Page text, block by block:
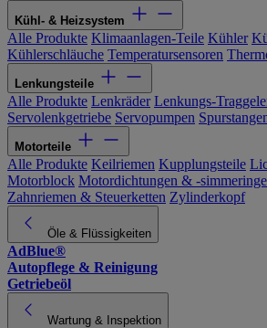
Kühl- & Heizsystem
Alle Produkte Klimaanlagen-Teile Kühler
Kühlerschläuche Temperatursensoren
Lenkungsteile
Alle Produkte Lenkräder Lenkungs-
Servolenkgetriebe Servopumpen
Motorteile
Alle Produkte Keilriemen Kupplungsteile
Motorblock Motordichtungen & -simmeringe
Zahnriemen & Steuerketten Zylinderkopf
Öle & Flüssigkeiten
AdBlue®
Autopflege & Reinigung
Getriebeöl
Wartung & Inspektion